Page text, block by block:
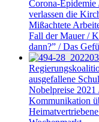
Corona-Epidemie
verlassen die
Mißachtete
Fall der Mauer /
dann?” / Das
ausgefallene
Nobelpreise 2021
Kommunikation